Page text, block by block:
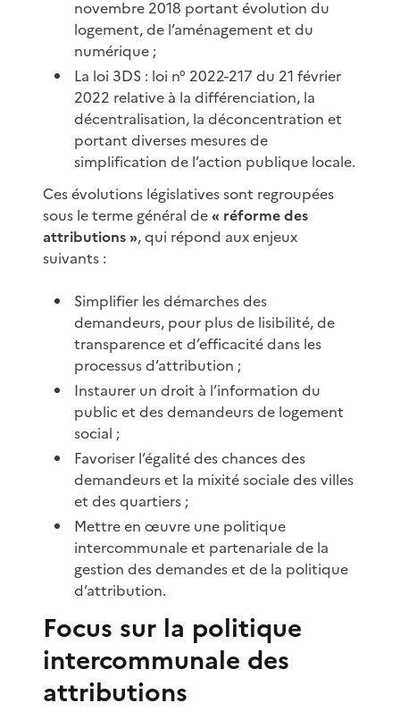
novembre 2018 portant évolution du
logement, de l’aménagement et du
numérique ;
La loi 3DS : loi n° 2022-217 du 21 février
2022 relative à la différenciation, la
décentralisation, la déconcentration et
portant diverses mesures de
simplification de l’action publique locale.
Ces évolutions législatives sont regroupées
sous le terme général de« réforme des
attributions », qui répond aux enjeux
suivants :
Simplifier les démarches des
demandeurs, pour plus de lisibilité, de
transparence et d’efficacité dans les
processus d’attribution ;
Instaurer un droit à l’information du
public et des demandeurs de logement
social ;
Favoriser l’égalité des chances des
demandeurs et la mixité sociale des villes
et des quartiers ;
Mettre en œuvre une politique
intercommunale et partenariale de la
gestion des demandes et de la politique
d’attribution.
Focus sur la politique
intercommunale des
attributions